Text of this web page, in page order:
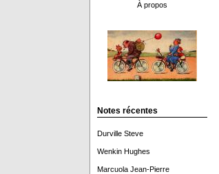
À propos
Notes récentes
Durville Steve
Wenkin Hughes
Marcuola Jean-Pierre